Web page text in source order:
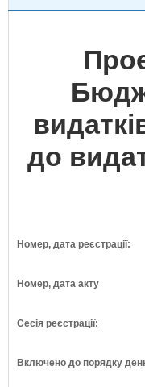
до
Номер, дата реєстрації:
Номер, дата акту
Сесія реєстрації:
Включено до порядку